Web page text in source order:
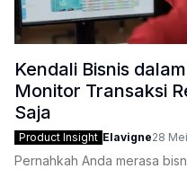
Kendali Bisnis
Monitor Transaksi
Saja
Product Insight Elavigne28
Pernahkah Anda merasa